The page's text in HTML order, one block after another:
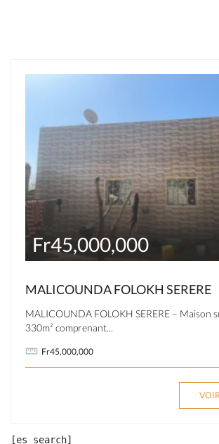
Fr45,000,000
MALICOUNDA FOLOKH SERERE
MALICOUNDA FOLOKH SERERE – Maison
330m² comprenant...
Fr45,000,000